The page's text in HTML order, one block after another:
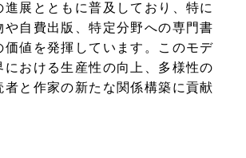
進展とともに普及しており、特に
や自費出版、特定分野への専門書
価値を発揮しています。このモデ
における生産性の向上、多様性の
者と作家の新たな関係構築に貢献